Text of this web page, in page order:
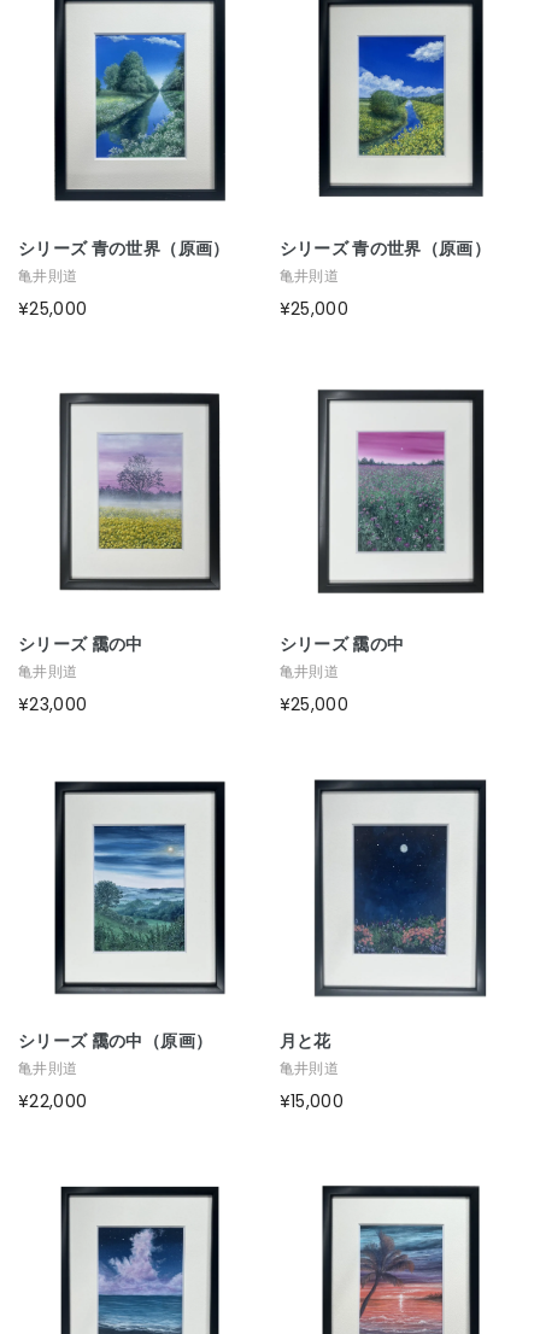
シリーズ 青の世界（原画）
亀井則道
¥25,000
シリーズ 青の世界（原画）
亀井則道
¥25,000
シリーズ 靄の中
亀井則道
¥23,000
シリーズ 靄の中
亀井則道
¥25,000
シリーズ 靄の中（原画）
亀井則道
¥22,000
月と花
亀井則道
¥15,000